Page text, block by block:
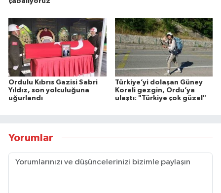
Ordulu Kıbrıs Gazisi Sabri
Yıldız, son yolculuğuna
uğurlandı
Türkiye’yi dolaşan Güney
Koreli gezgin, Ordu’ya
ulaştı: "Türkiye çok güzel"
Yorumlar